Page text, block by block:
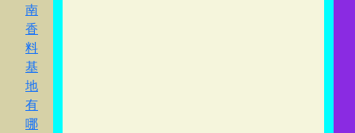
南
香
料
基
地
有
哪